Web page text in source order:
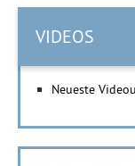
VIDEOS
Neueste